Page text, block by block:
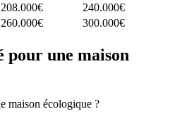
208.000€
240.000€
260.000€ 300.000€
une maison
maison écologique ?